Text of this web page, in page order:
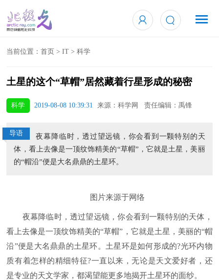
当前位置：首页 >IT >科学
土星的这个“草帽”居然藏着行星形成的秘密
科学 2019-08-08 10:39:31 来源：科学网 责任编辑：禹锋
导语
夜幕降临时，透过望远镜，你会看到一颗特别的天
体，看上去像是一顶纹饰精美的“草帽”，它就是土星，美丽
的“帽沿”便是大名鼎鼎的土星环。
图片来源于网络
夜幕降临时，透过望远镜，你会看到一颗特别的天体，
看上去像是一顶纹饰精美的“草帽”，它就是土星，美丽的“帽
沿”便是大名鼎鼎的土星环。土星环是如何形成的?光环内物
质有着怎样的精细特征?一直以来，无论是天文爱好者，还
是专业的天文学家，都渴望能更多地揭开土星环的面纱。